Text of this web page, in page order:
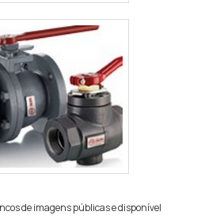
de imagens públicas e disponível